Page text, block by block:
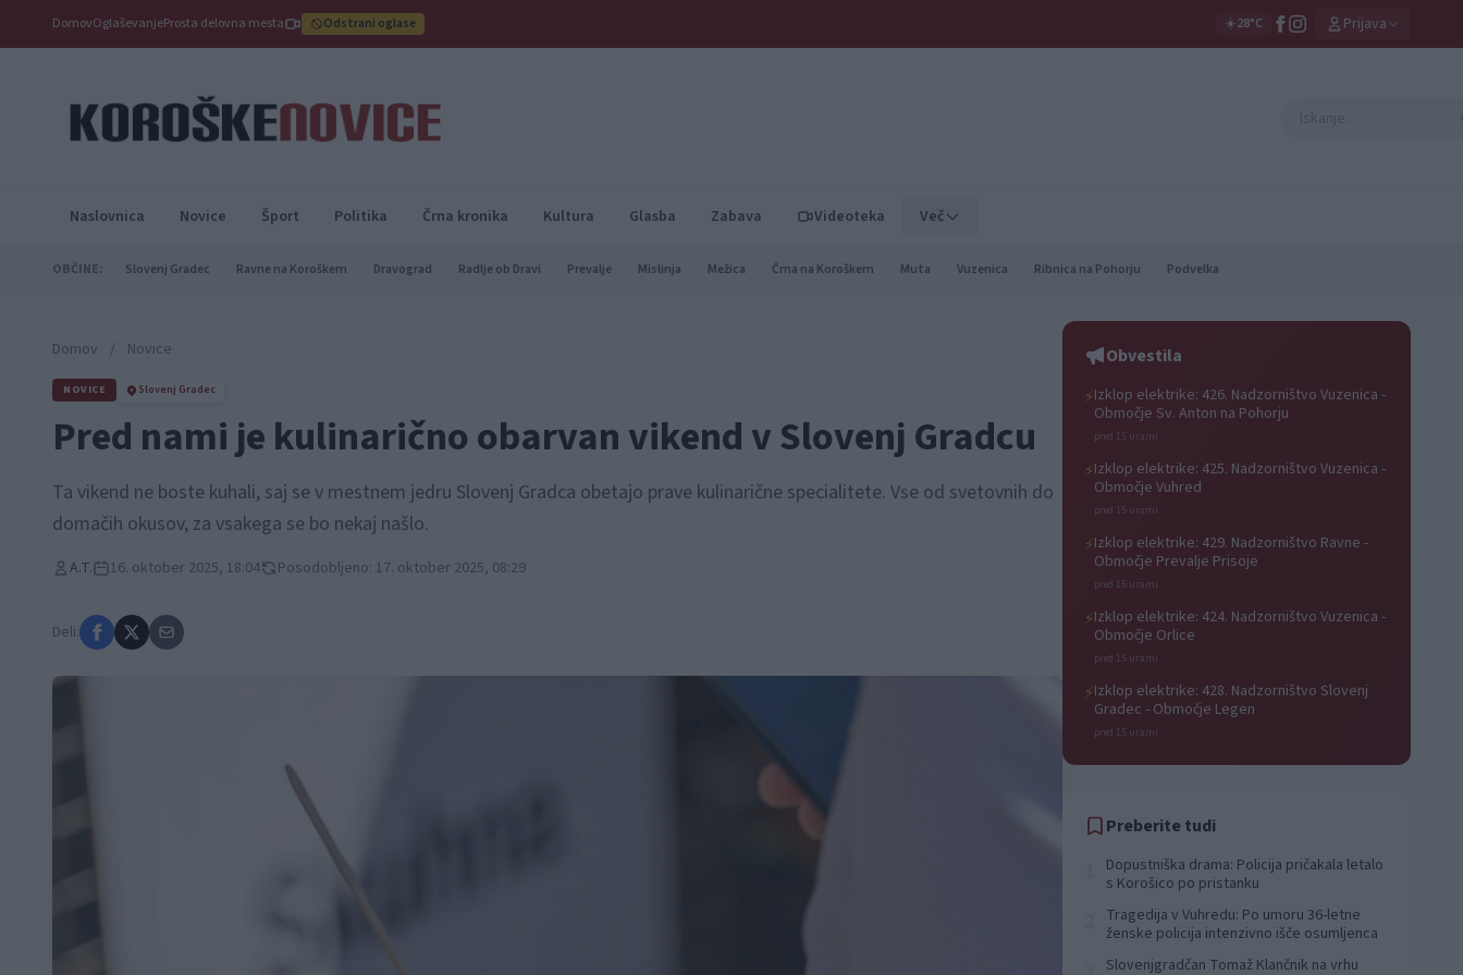
DomovOglaševanjeProsta delovna mesta Odstrani oglase ☀️28°C Prijava
Naslovnica Novice Šport Politika Črna kronika Kultura Glasba Zabava Videoteka Več
OBČINE: Slovenj Gradec Ravne na Koroškem Dravograd Radlje ob Dravi Prevalje Mislinja Mežica Črna na Koroškem Muta Vuzenica Ribnica na Pohorju Podvelka
Domov / Novice
NOVICE Slovenj Gradec
Pred nami je kulinarično obarvan vikend v Slovenj Gradcu
Ta vikend ne boste kuhali, saj se v mestnem jedru Slovenj Gradca obetajo prave kulinarične specialitete. Vse od svetovnih do
domačih okusov, za vsakega se bo nekaj našlo.
A.T. 16. oktober 2025, 18:04 Posodobljeno: 17. oktober 2025, 08:29
Deli:
Obvestila
⚡Izklop elektrike: 426. Nadzorništvo Vuzenica -
Območje Sv. Anton na Pohorju
pred 15 urami
⚡Izklop elektrike: 425. Nadzorništvo Vuzenica -
Območje Vuhred
pred 15 urami
⚡Izklop elektrike: 429. Nadzorništvo Ravne -
Območje Prevalje Prisoje
pred 15 urami
⚡Izklop elektrike: 424. Nadzorništvo Vuzenica -
Območje Orlice
pred 15 urami
⚡Izklop elektrike: 428. Nadzorništvo Slovenj
Gradec - Območje Legen
pred 15 urami
Preberite tudi
Dopustniška drama: Policija pričakala letalo
s Korošico po pristanku
Tragedija v Vuhredu: Po umoru 36-letne
ženske policija intenzivno išče osumljenca
Slovenjgradčan Tomaž Klančnik na vrhu